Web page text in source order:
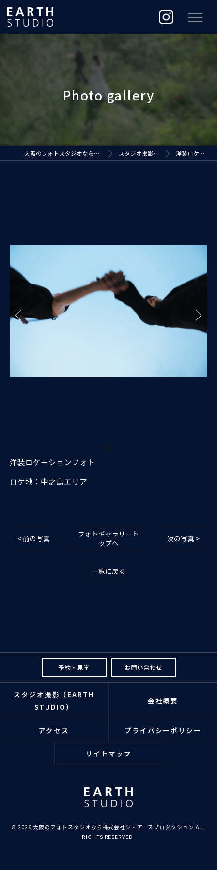
大阪のフォトスタジオなら株式会社ジ・アースプロダクション スタジオ撮影（EARTH STUDIO） 洋装ロケーションフォト
洋装ロケーションフォト
ロケ地：中之島エリア
< 前の写真
フォトギャラリート
ップへ
次の写真 >
一覧に戻る
予約・見学 お問い合わせ
スタジオ撮影（EARTH
STUDIO）
会社概要
アクセス プライバシーポリシー
サイトマップ
© 2026 大阪のフォトスタジオなら株式会社ジ・アースプロダクション ALL
RIGHTS RESERVED.